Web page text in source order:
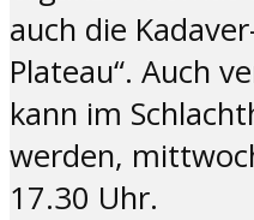
auch die
Plateau“. Auch
kann im
werden,
17.30 Uhr.